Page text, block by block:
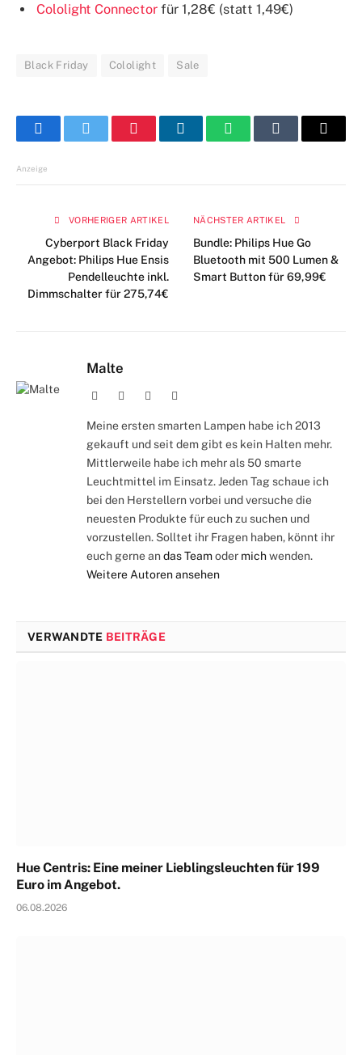
Cololight Connector für 1,28€ (statt 1,49€)
Black Friday Cololight Sale
FacebookTwitter PinterestLinkedInWhatsAppTumblr E-
Anzeige
VORHERIGER ARTIKEL
Cyberport Black Friday
Angebot: Philips Hue Ensis
Pendelleuchte inkl.
Dimmschalter für 275,74€
NÄCHSTER ARTIKEL
Bundle: Philips Hue Go
Bluetooth mit 500 Lumen &
Smart Button für 69,99€
Malte
WebseiteFacebook
Meine ersten smarten Lampen habe ich 2013
gekauft und seit dem gibt es kein Halten mehr.
Mittlerweile habe ich mehr als 50 smarte
Leuchtmittel im Einsatz. Jeden Tag schaue ich
bei den Herstellern vorbei und versuche die
neuesten Produkte für euch zu suchen und
vorzustellen. Solltet ihr Fragen haben, könnt ihr
euch gerne andas Teamoder michwenden.
Weitere Autoren ansehen
VERWANDTE BEITRÄGE
Hue Centris: Eine meiner Lieblingsleuchten für 199
Euro im Angebot.
06.08.2026